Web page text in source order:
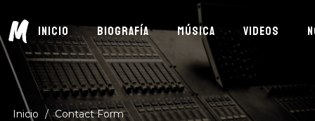
M INICIO BIOGRAFÍA MÚSICA VIDEOS
Inicio / Contact Form